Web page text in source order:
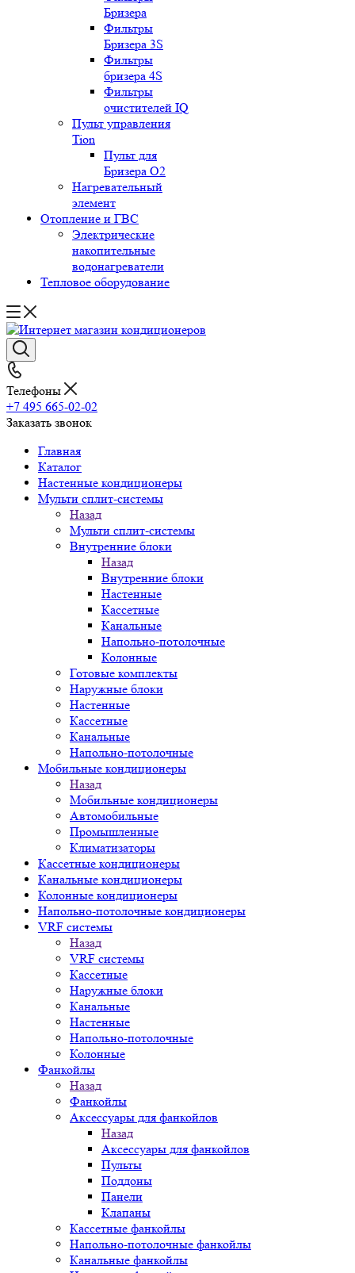
Бризера
Фильтры
Бризера 3S
Фильтры
бризера 4S
Фильтры
очистителей IQ
Пульт управления
Tion
Пульт для
Бризера O2
Нагревательный
элемент
Отопление и ГВС
Электрические
накопительные
водонагреватели
Тепловое оборудование
Телефоны
+7 495 665-02-02
Заказать звонок
Главная
Каталог
Настенные кондиционеры
Мульти сплит-системы
Назад
Мульти сплит-системы
Внутренние блоки
Назад
Внутренние блоки
Настенные
Кассетные
Канальные
Напольно-потолочные
Колонные
Готовые комплекты
Наружные блоки
Настенные
Кассетные
Канальные
Напольно-потолочные
Мобильные кондиционеры
Назад
Мобильные кондиционеры
Автомобильные
Промышленные
Климатизаторы
Кассетные кондиционеры
Канальные кондиционеры
Колонные кондиционеры
Напольно-потолочные кондиционеры
VRF системы
Назад
VRF системы
Кассетные
Наружные блоки
Канальные
Настенные
Напольно-потолочные
Колонные
Фанкойлы
Назад
Фанкойлы
Аксессуары для фанкойлов
Назад
Аксессуары для фанкойлов
Пульты
Поддоны
Панели
Клапаны
Кассетные фанкойлы
Напольно-потолочные фанкойлы
Канальные фанкойлы